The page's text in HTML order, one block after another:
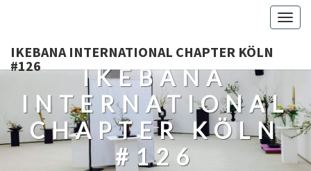
IKEBANA INTERNATIONAL CHAPTER KÖLN
#126
IKEBANA
INTERNATIONAL
CHAPTER KÖLN
#126